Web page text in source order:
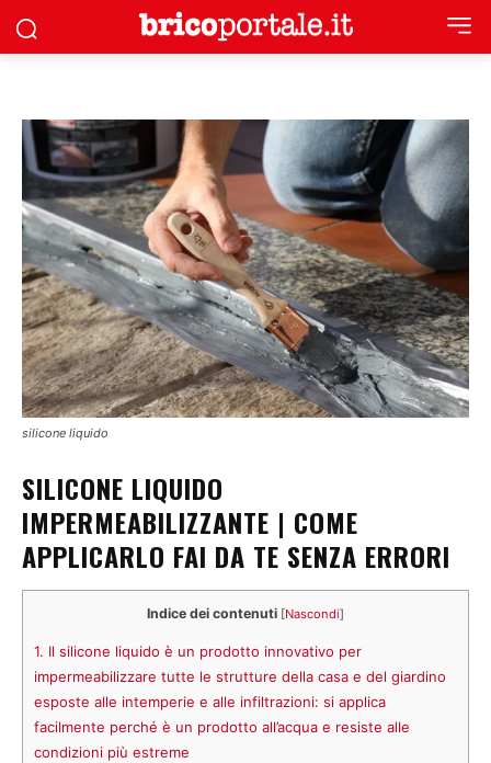
silicone liquido
SILICONE LIQUIDO
IMPERMEABILIZZANTE | COME
APPLICARLO FAI DA TE SENZA ERRORI
Indice dei contenuti [Nascondi]
1. Il silicone liquido è un prodotto innovativo per
impermeabilizzare tutte le strutture della casa e del giardino
esposte alle intemperie e alle infiltrazioni: si applica
facilmente perché è un prodotto all’acqua e resiste alle
condizioni più estreme